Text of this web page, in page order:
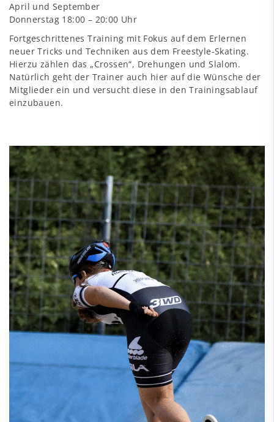
April und September
Donnerstag 18:00 – 20:00 Uhr
Fortgeschrittenes Training mit Fokus auf dem Erlernen
neuer Tricks und Techniken aus dem Freestyle-Skating.
Hierzu zählen das „Crossen“, Drehungen und Slalom.
Natürlich geht der Trainer auch hier auf die Wünsche der
Mitglieder ein und versucht diese in den Trainingsablauf
einzubauen.